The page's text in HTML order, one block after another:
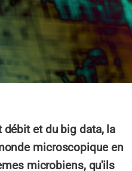
débit et du big data, la
microscopique en
microbiens, qu'ils